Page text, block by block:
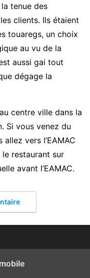
tenue des
clients. Ils étaient
touaregs, un choix
au vu de la
aussi gai tout
dégage la
centre ville dans la
Si vous venez du
vers l’EAMAC
restaurant sur
avant l’EAMAC.